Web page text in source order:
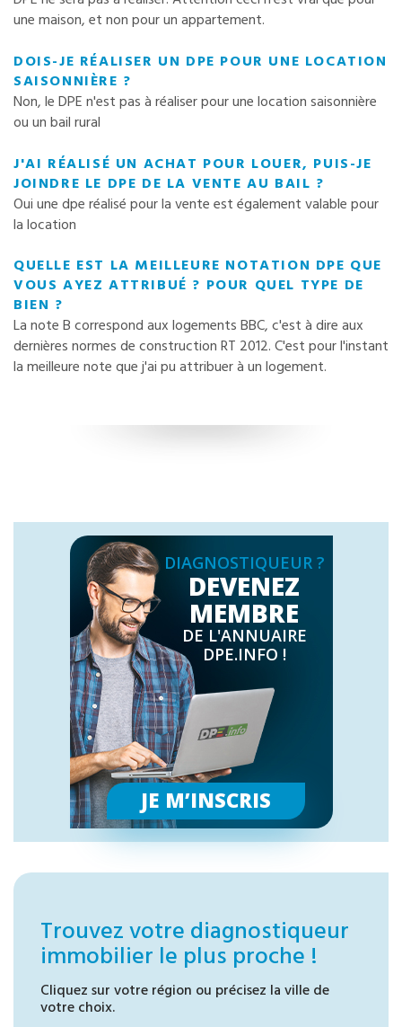
une maison, et non pour un appartement.
DOIS-JE RÉALISER UN DPE POUR UNE LOCATION
SAISONNIÈRE ?
Non, le DPE n'est pas à réaliser pour une location saisonnière
ou un bail rural
J'AI RÉALISÉ UN ACHAT POUR LOUER, PUIS-JE
JOINDRE LE DPE DE LA VENTE AU BAIL ?
Oui une dpe réalisé pour la vente est également valable pour
la location
QUELLE EST LA MEILLEURE NOTATION DPE QUE
VOUS AYEZ ATTRIBUÉ ? POUR QUEL TYPE DE
BIEN ?
La note B correspond aux logements BBC, c'est à dire aux
dernières normes de construction RT 2012. C'est pour l'instant
la meilleure note que j'ai pu attribuer à un logement.
DIAGNOSTIQUEUR ?
DEVENEZ
MEMBRE
DE L'ANNUAIRE
DPE.INFO !
JE M’INSCRIS
Trouvez votre diagnostiqueur
immobilier le plus proche !
Cliquez sur votre région ou précisez la ville de
votre choix.